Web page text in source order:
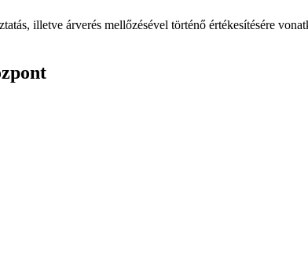
illetve árverés mellőzésével történő értékesítésére